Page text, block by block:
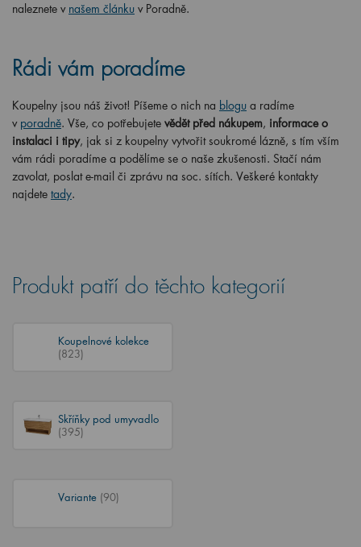
naleznete v našem článku v Poradně.
Rádi vám poradíme
Koupelny jsou náš život! Píšeme o nich na blogu a radíme
v poradně. Vše, co potřebujete vědět před nákupem, informace o
instalaci i tipy, jak si z koupelny vytvořit soukromé lázně, s tím vším
vám rádi poradíme a podělíme se o naše zkušenosti. Stačí nám
zavolat, poslat e-mail či zprávu na soc. sítích. Veškeré kontakty
najdete tady.
Produkt patří do těchto kategorií
Koupelnové kolekce
(823)
Skříňky pod umyvadlo
(395)
Variante (90)